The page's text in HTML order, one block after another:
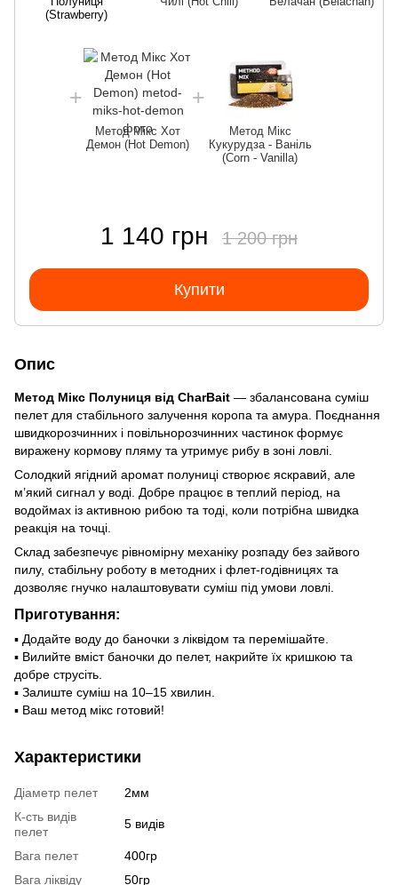
(Strawberry)
Метод Мікс Хот
Демон (Hot Demon)
Метод Мікс
Кукурудза - Ваніль
(Corn - Vanilla)
1 140 грн 1 200 грн
Купити
Опис
Метод Мікс Полуниця від CharBait — збалансована суміш
пелет для стабільного залучення коропа та амура. Поєднання
швидкорозчинних і повільнорозчинних частинок формує
виражену кормову пляму та утримує рибу в зоні ловлі.
Солодкий ягідний аромат полуниці створює яскравий, але
м’який сигнал у воді. Добре працює в теплий період, на
водоймах із активною рибою та тоді, коли потрібна швидка
реакція на точці.
Склад забезпечує рівномірну механіку розпаду без зайвого
пилу, стабільну роботу в методних і флет-годівницях та
дозволяє гнучко налаштовувати суміш під умови ловлі.
Приготування:
▪ Додайте воду до баночки з ліквідом та перемішайте.
▪ Вилийте вміст баночки до пелет, накрийте їх кришкою та
добре струсіть.
▪ Залиште суміш на 10–15 хвилин.
▪ Ваш метод мікс готовий!
Характеристики
Діаметр пелет
2мм
К-сть видів
пелет
5 видів
Вага пелет
400гр
Вага ліквіду
50гр